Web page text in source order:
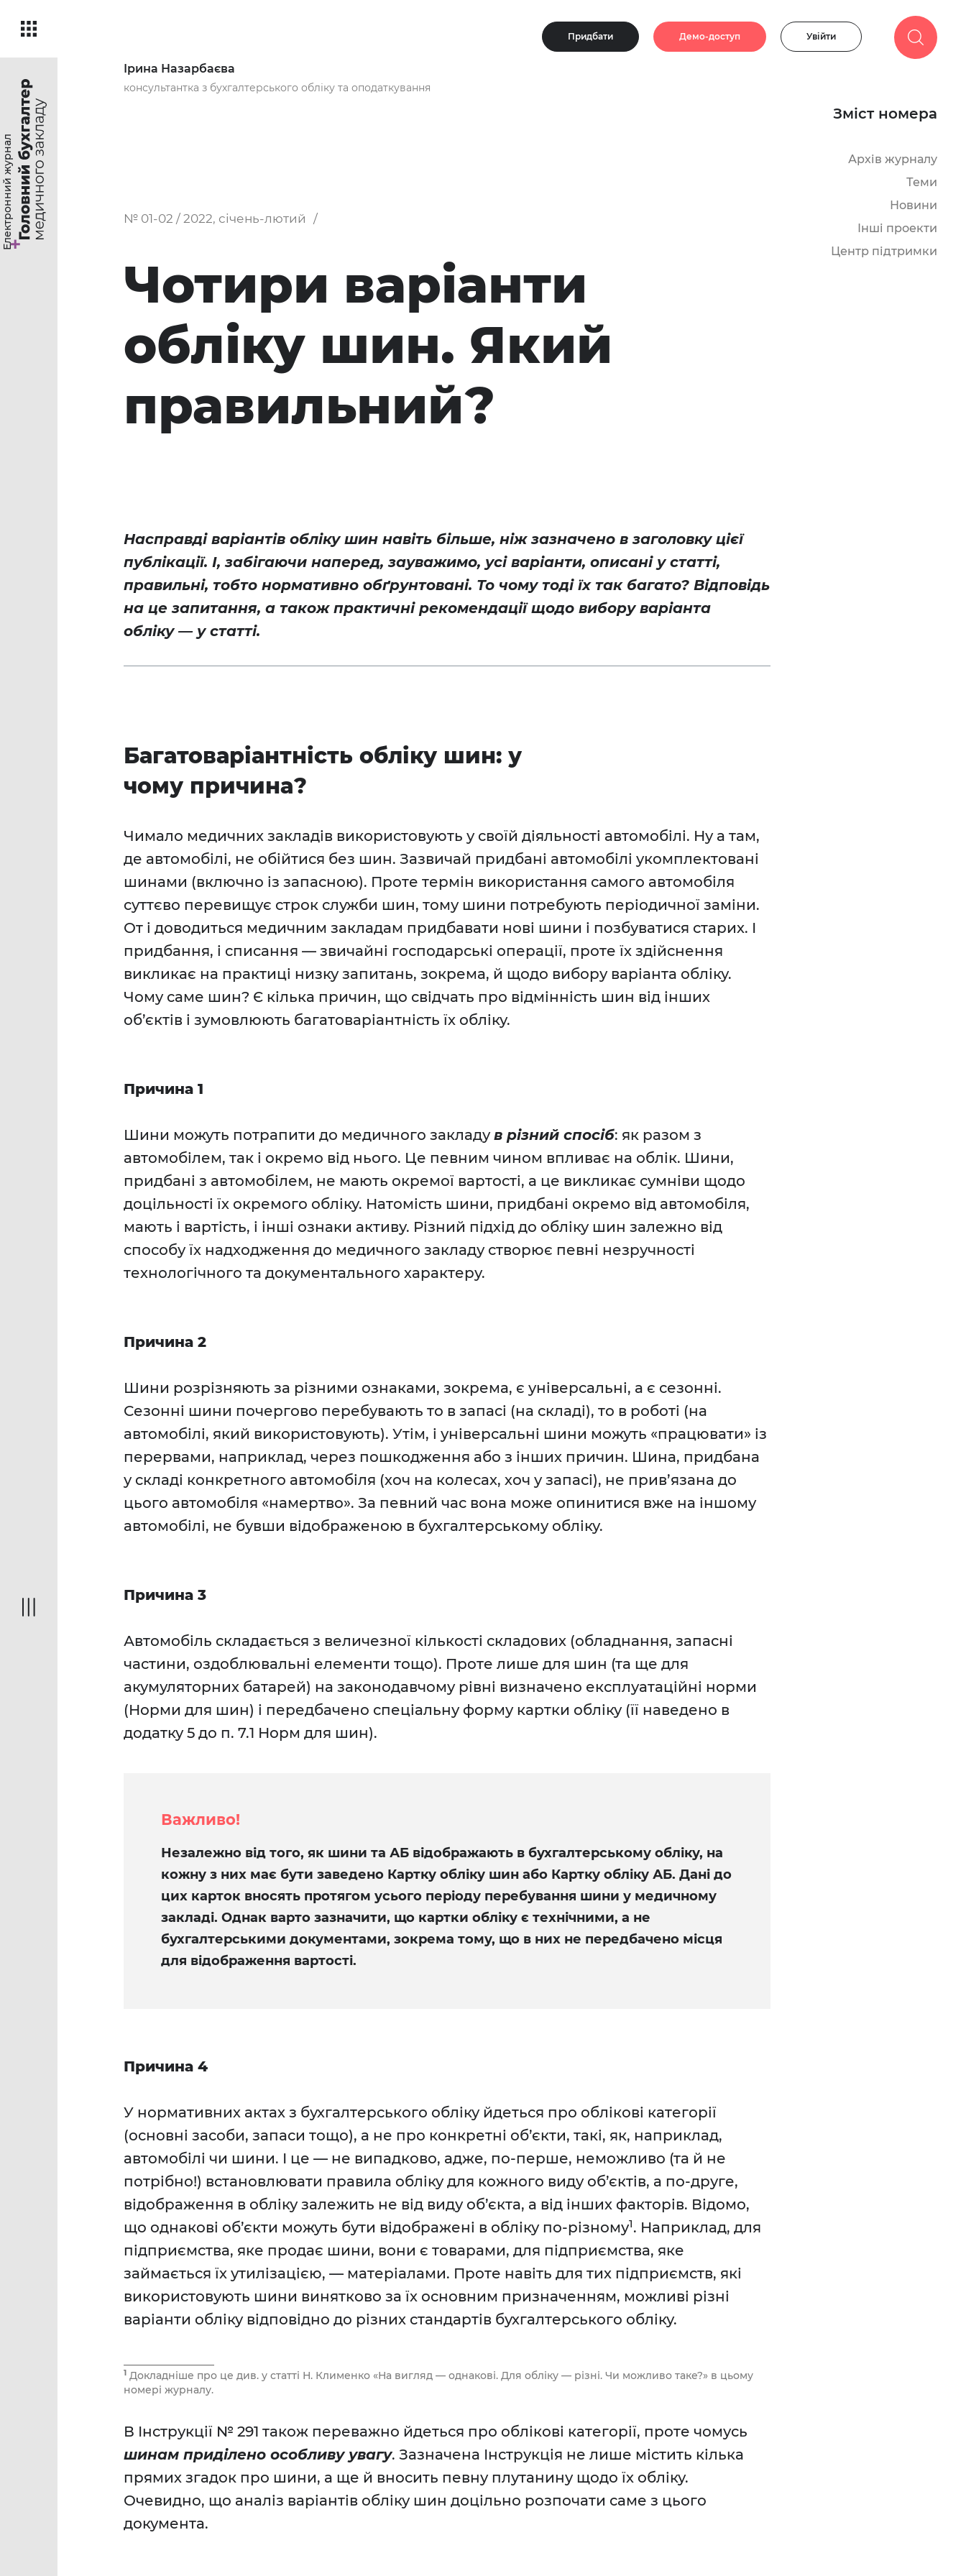
Придбати Демо-доступ Увійти
Зміст номера
Архів журналу
Теми
Новини
Інші проекти
Центр підтримки
Ірина Назарбаєва
консультантка з бухгалтерського обліку та оподаткування
№ 01-02 / 2022, січень-лютий
Чотири варіанти
обліку шин. Який
правильний?
Насправді варіантів обліку шин навіть більше, ніж зазначено в заголовку цієї
публікації. І, забігаючи наперед, зауважимо, усі варіанти, описані у статті,
правильні, тобто нормативно обґрунтовані. То чому тоді їх так багато? Відповідь
на це запитання, а також практичні рекомендації щодо вибору варіанта
обліку — у статті.
Багатоваріантність обліку шин: у
чому причина?
Чимало медичних закладів використовують у своїй діяльності автомобілі. Ну а там,
де автомобілі, не обійтися без шин. Зазвичай придбані автомобілі укомплектовані
шинами (включно із запасною). Проте термін використання самого автомобіля
суттєво перевищує строк служби шин, тому шини потребують періодичної заміни.
От і доводиться медичним закладам придбавати нові шини і позбуватися старих. І
придбання, і списання — звичайні господарські операції, проте їх здійснення
викликає на практиці низку запитань, зокрема, й щодо вибору варіанта обліку.
Чому саме шин? Є кілька причин, що свідчать про відмінність шин від інших
об’єктів і зумовлюють багатоваріантність їх обліку.
Причина 1
Шини можуть потрапити до медичного закладув різний спосіб: як разом з
автомобілем, так і окремо від нього. Це певним чином впливає на облік. Шини,
придбані з автомобілем, не мають окремої вартості, а це викликає сумніви щодо
доцільності їх окремого обліку. Натомість шини, придбані окремо від автомобіля,
мають і вартість, і інші ознаки активу. Різний підхід до обліку шин залежно від
способу їх надходження до медичного закладу створює певні незручності
технологічного та документального характеру.
Причина 2
Шини розрізняють за різними ознаками, зокрема, є універсальні, а є сезонні.
Сезонні шини почергово перебувають то в запасі (на складі), то в роботі (на
автомобілі, який використовують). Утім, і універсальні шини можуть «працювати» із
перервами, наприклад, через пошкодження або з інших причин. Шина, придбана
у складі конкретного автомобіля (хоч на колесах, хоч у запасі), не прив’язана до
цього автомобіля «намертво». За певний час вона може опинитися вже на іншому
автомобілі, не бувши відображеною в бухгалтерському обліку.
Причина 3
Автомобіль складається з величезної кількості складових (обладнання, запасні
частини, оздоблювальні елементи тощо). Проте лише для шин (та ще для
акумуляторних батарей) на законодавчому рівні визначено експлуатаційні норми
(Норми для шин) і передбачено спеціальну форму картки обліку (її наведено в
додатку 5 до п. 7.1 Норм для шин).
Важливо!
Незалежно від того, як шини та АБ відображають в бухгалтерському обліку, на
кожну з них має бути заведено Картку обліку шин або Картку обліку АБ. Дані до
цих карток вносять протягом усього періоду перебування шини у медичному
закладі. Однак варто зазначити, що картки обліку є технічними, а не
бухгалтерськими документами, зокрема тому, що в них не передбачено місця
для відображення вартості.
Причина 4
У нормативних актах з бухгалтерського обліку йдеться про облікові категорії
(основні засоби, запаси тощо), а не про конкретні об’єкти, такі, як, наприклад,
автомобілі чи шини. І це — не випадково, адже, по-перше, неможливо (та й не
потрібно!) встановлювати правила обліку для кожного виду об’єктів, а по-друге,
відображення в обліку залежить не від виду об’єкта, а від інших факторів. Відомо,
що однакові об’єкти можуть бути відображені в обліку по-різному1. Наприклад, для
підприємства, яке продає шини, вони є товарами, для підприємства, яке
займається їх утилізацією, — матеріалами. Проте навіть для тих підприємств, які
використовують шини винятково за їх основним призначенням, можливі різні
варіанти обліку відповідно до різних стандартів бухгалтерського обліку.
1 Докладніше про це див. у статті Н. Клименко «На вигляд — однакові. Для обліку — різні. Чи можливо таке?» в цьому
номері журналу.
В Інструкції № 291 також переважно йдеться про облікові категорії, проте чомусь
шинам приділено особливу увагу. Зазначена Інструкція не лише містить кілька
прямих згадок про шини, а ще й вносить певну плутанину щодо їх обліку.
Очевидно, що аналіз варіантів обліку шин доцільно розпочати саме з цього
документа.
Електронний журнал